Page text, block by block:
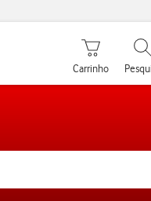
Carrinho de
Carrinho